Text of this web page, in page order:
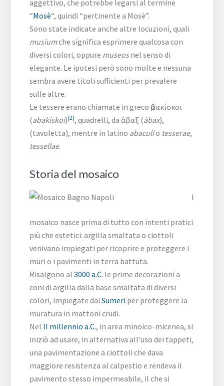
aggettivo, che potrebbe legarsi al termine
“Mosè“, quindi “pertinente a Mosè”.
Sono state indicate anche altre locuzioni, quali
musiumche significa esprimere qualcosa con
diversi colori, oppure museosnel senso di
elegante. Le ipotesi però sono molte e nessuna
sembra avere titoli sufficienti per prevalere
sulle altre.
Le tessere erano chiamate in greco ἀβακίσκοι
(abakìskoi)[2], quadrelli, da ἄβαξ (àbax),
(tavoletta), mentre in latino abaculio tesserae,
tessellae.
Storia del mosaico
l
mosaico nasce prima di tutto con intenti pratici
più che estetici: argilla smaltata o ciottoli
venivano impiegati per ricoprire e proteggere i
muri o i pavimenti in terra battuta.
Risalgono al3000 a.C. le prime decorazioni a
coni di argilla dalla base smaltata di diversi
colori, impiegate daiSumeri per proteggere la
muratura in mattoni crudi.
Nel II millennio a.C., in area minoico-micenea, si
iniziò ad usare, in alternativa all’uso dei tappeti,
una pavimentazione a ciottoli che dava
maggiore resistenza al calpestio e rendeva il
pavimento stesso impermeabile, il che si